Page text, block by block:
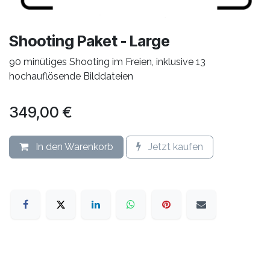
Shooting Paket - Large
90 minütiges Shooting im Freien, inklusive 13
hochauflösende Bilddateien
349,00 €
In den Warenkorb Jetzt kaufen